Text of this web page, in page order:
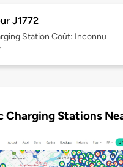
J1772
Station Coût: Inconnu
Charging Stations